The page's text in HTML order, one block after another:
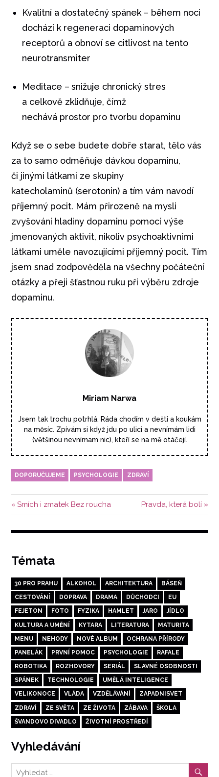
Kvalitní a dostatečný spánek – během noci
dochází k regeneraci dopaminových
receptorů a obnoví se citlivost na tento
neurotransmiter
Meditace – snižuje chronický stres
a celkově zklidňuje, čímž
nechává prostor pro tvorbu dopaminu
Když se o sebe budete dobře starat, tělo vás
za to samo odměňuje dávkou dopaminu,
či jinými látkami ze skupiny
katecholaminů (serotonin) a tím vám navodí
příjemný pocit. Mám přirozeně na mysli
zvyšování hladiny dopaminu pomocí výše
jmenovaných aktivit, nikoliv psychoaktivními
látkami uměle navozujícími příjemný pocit. Tím
jsem snad zodpověděla na všechny počáteční
otázky a přeji šťastnou ruku při výběru zdroje
dopaminu.
Miriam Narwa
Jsem tak trochu potrhlá. Ráda chodím v dešti a koukám
na měsíc. Zpívám si když jdu po ulici a nevnímám lidi
(většinou nevnímam nic), kteří se na mě otáčejí.
DOPORUČUJEME PSYCHOLOGIE ZDRAVÍ
Navigace
pro
Předchozí
příspěvek:
Smích i zmatek Bez roucha
Další
příspěvek:
Pravda, která bolí
Témata
30 PRO PRAHU ALKOHOL ARCHITEKTURA BÁSEŇ
CESTOVÁNÍ DOPRAVA DRAMA DŮCHODCI EU
FEJETON FOTO FYZIKA HAMLET JARO JÍDLO
KULTURA A UMĚNÍ KYTARA LITERATURA MATURITA
MENU NEHODY NOVÉ ALBUM OCHRANA PŘÍRODY
PANELÁK PRVNÍ POMOC PSYCHOLOGIE RAFALE
ROBOTIKA ROZHOVORY SERIÁL SLAVNÉ OSOBNOSTI
SPÁNEK TECHNOLOGIE UMĚLÁ INTELIGENCE
VELIKONOCE VLÁDA VZDĚLÁVÁNÍ ZAPADNISVET
ZDRAVÍ ZE SVĚTA ZE ŽIVOTA ZÁBAVA ŠKOLA
ŠVANDOVO DIVADLO ŽIVOTNÍ PROSTŘEDÍ
Vyhledávání